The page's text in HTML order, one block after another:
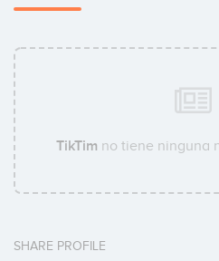
TikTim no tiene ninguna
SHARE PROFILE